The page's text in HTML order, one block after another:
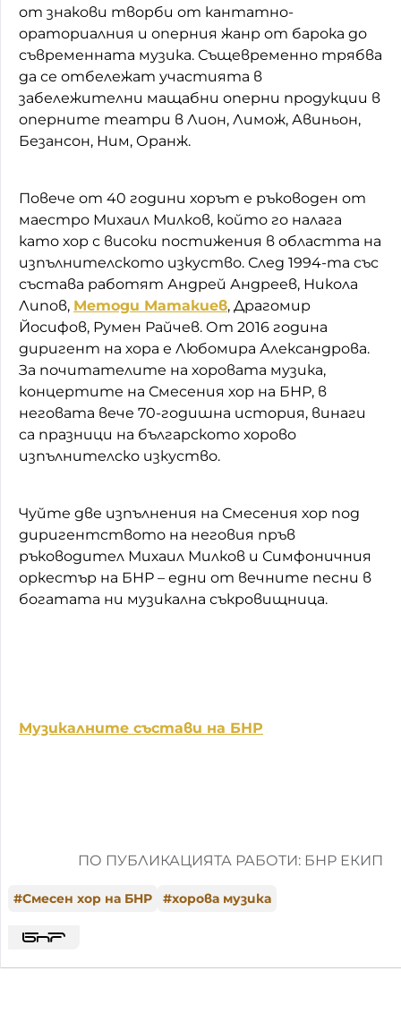
от знакови творби от кантатно-
ораториалния и оперния жанр от барока до
съвременната музика. Същевременно трябва
да се отбележат участията в
забележителни мащабни оперни продукции в
оперните театри в Лион, Лимож, Авиньон,
Безансон, Ним, Оранж.
Повече от 40 години хорът е ръководен от
маестро Михаил Милков, който го налага
като хор с високи постижения в областта на
изпълнителското изкуство. След 1994-та със
състава работят Андрей Андреев, Никола
Липов, Методи Матакиев, Драгомир
Йосифов, Румен Райчев. От 2016 година
диригент на хора е Любомира Александрова.
За почитателите на хоровата музика,
концертите на Смесения хор на БНР, в
неговата вече 70-годишна история, винаги
са празници на българското хорово
изпълнителско изкуство.
Чуйте две изпълнения на Смесения хор под
диригентството на неговия пръв
ръководител Михаил Милков и Симфоничния
оркестър на БНР – едни от вечните песни в
богатата ни музикална съкровищница.
Музикалните състави на БНР
ПО ПУБЛИКАЦИЯТА РАБОТИ: БНР ЕКИП
#Смесен хор на БНР #хорова музика